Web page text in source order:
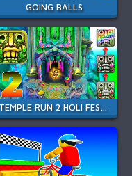
GOING BALLS
TEMPLE RUN 2 HOLI FESTIVAL